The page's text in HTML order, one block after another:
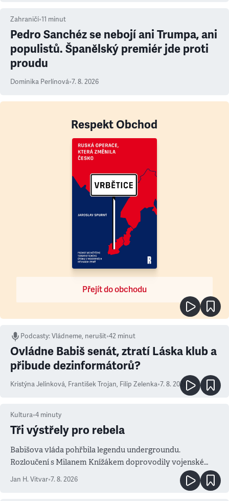
Zahraničí•11 minut
Pedro Sanchéz se nebojí ani Trumpa, ani
populistů. Španělský premiér jde proti
proudu
Dominika Perlínová•7. 8. 2026
Respekt Obchod
Přejít do obchodu
Podcasty:Vládneme, nerušit•42 minut
Ovládne Babiš senát, ztratí Láska klub a
přibude dezinformátorů?
Kristýna Jelínková, František Trojan, Filip Zelenka•7. 8. 2026
Kultura•4 minuty
Tři výstřely pro rebela
Babišova vláda pohřbila legendu undergroundu.
Rozloučení s Milanem Knížákem doprovodily vojenské
salvy i kritika pokrokářů
Jan H. Vitvar•7. 8. 2026